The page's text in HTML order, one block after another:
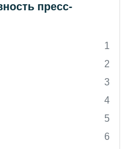
пресс-
1
2
3
4
5
6